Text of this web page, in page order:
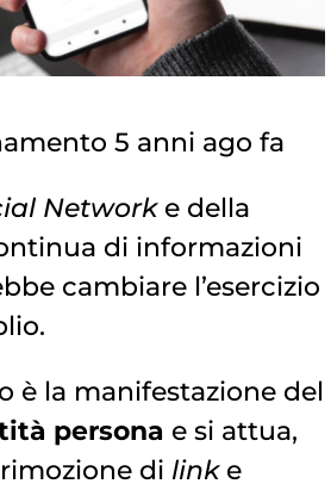
5 anni ago fa
Networke della
di informazioni
cambiare l’esercizio
è la manifestazione del
persona e si attua,
di linke